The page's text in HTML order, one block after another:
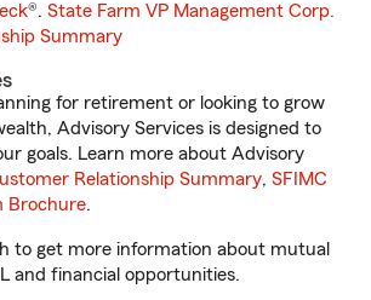
®. State Farm VP Management Corp.
Summary
for retirement or looking to grow
Advisory Services is designed to
goals. Learn more about Advisory
Relationship Summary, SFIMC
Brochure.
to get more information about mutual
and financial opportunities.